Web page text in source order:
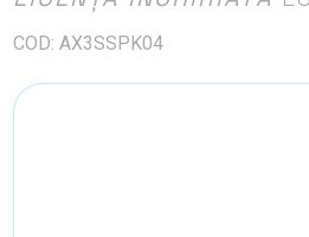
COD: AX3SSPK04